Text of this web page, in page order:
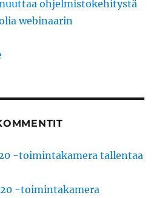
ohjelmistokehitystä
webinaarin
-toimintakamera tallentaa
-toimintakamera